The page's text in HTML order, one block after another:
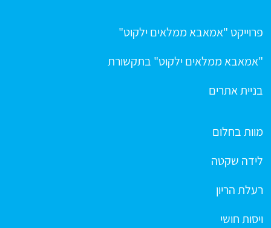
פרוייקט "אמאבא ממלאים ילקוט"
"אמאבא ממלאים ילקוט" בתקשורת
בניית אתרים
מוות בחלום
לידה שקטה
רעלת הריון
ויסות חושי